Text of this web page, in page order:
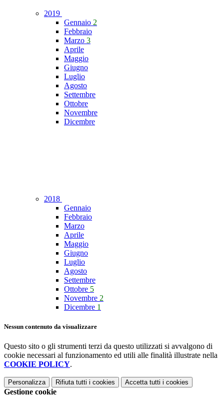
2019
Gennaio 2
Febbraio
Marzo 3
Aprile
Maggio
Giugno
Luglio
Agosto
Settembre
Ottobre
Novembre
Dicembre
2018
Gennaio
Febbraio
Marzo
Aprile
Maggio
Giugno
Luglio
Agosto
Settembre
Ottobre 5
Novembre 2
Dicembre 1
Nessun contenuto da visualizzare
Questo sito o gli strumenti terzi da questo utilizzati si avvalgono di
cookie necessari al funzionamento ed utili alle finalità illustrate nella
COOKIE POLICY.
Personalizza Rifiuta tutti i cookies Accetta tutti i cookies
Gestione cookie